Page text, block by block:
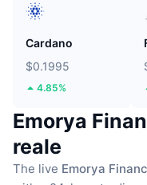
Cardano
$0.1995
4.85%
Emorya
reale
The live Emorya